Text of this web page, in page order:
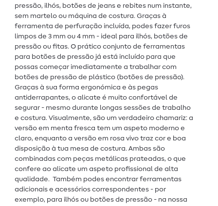
pressão, ilhós, botões de jeans e rebites num instante,
sem martelo ou máquina de costura. Graças à
ferramenta de perfuração incluída, podes fazer furos
limpos de 3 mm ou 4 mm - ideal para ilhós, botões de
pressão ou fitas. O prático conjunto de ferramentas
para botões de pressão já está incluído para que
possas começar imediatamente a trabalhar com
botões de pressão de plástico (botões de pressão).
Graças à sua forma ergonómica e às pegas
antiderrapantes, o alicate é muito confortável de
segurar - mesmo durante longas sessões de trabalho
e costura. Visualmente, são um verdadeiro chamariz: a
versão em menta fresca tem um aspeto moderno e
claro, enquanto a versão em rosa vivo traz cor e boa
disposição à tua mesa de costura. Ambas são
combinadas com peças metálicas prateadas, o que
confere ao alicate um aspeto profissional de alta
qualidade. Também podes encontrar ferramentas
adicionais e acessórios correspondentes - por
exemplo, para ilhós ou botões de pressão - na nossa